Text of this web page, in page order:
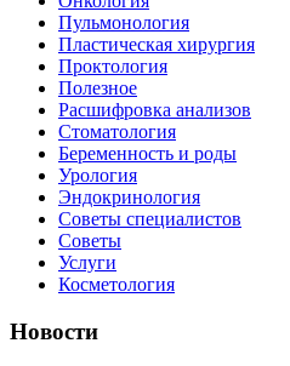
Пульмонология
Пластическая хирургия
Проктология
Полезное
Расшифровка анализов
Стоматология
Беременность и роды
Урология
Эндокринология
Советы специалистов
Советы
Услуги
Косметология
Новости